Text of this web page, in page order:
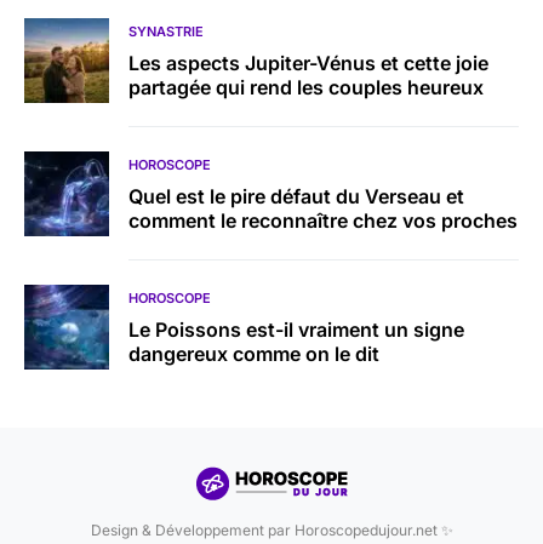
SYNASTRIE
Les aspects Jupiter-Vénus et cette joie
partagée qui rend les couples heureux
HOROSCOPE
Quel est le pire défaut du Verseau et
comment le reconnaître chez vos proches
HOROSCOPE
Le Poissons est-il vraiment un signe
dangereux comme on le dit
Design & Développement par Horoscopedujour.net ✨